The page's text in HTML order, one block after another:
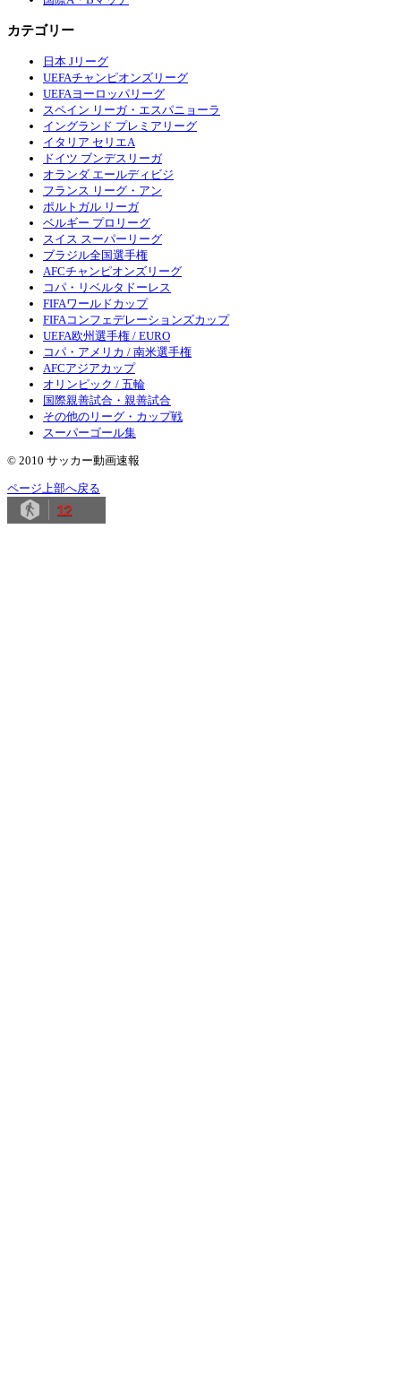
カテゴリー
日本 Jリーグ
UEFAチャンピオンズリーグ
UEFAヨーロッパリーグ
スペイン リーガ・エスパニョーラ
イングランド プレミアリーグ
イタリア セリエA
ドイツ ブンデスリーガ
オランダ エールディビジ
フランス リーグ・アン
ポルトガル リーガ
ベルギー プロリーグ
スイス スーパーリーグ
ブラジル全国選手権
AFCチャンピオンズリーグ
コパ・リベルタドーレス
FIFAワールドカップ
FIFAコンフェデレーションズカップ
UEFA欧州選手権 / EURO
コパ・アメリカ / 南米選手権
AFCアジアカップ
オリンピック / 五輪
国際親善試合・親善試合
その他のリーグ・カップ戦
スーパーゴール集
© 2010 サッカー動画速報
ページ上部へ戻る
12